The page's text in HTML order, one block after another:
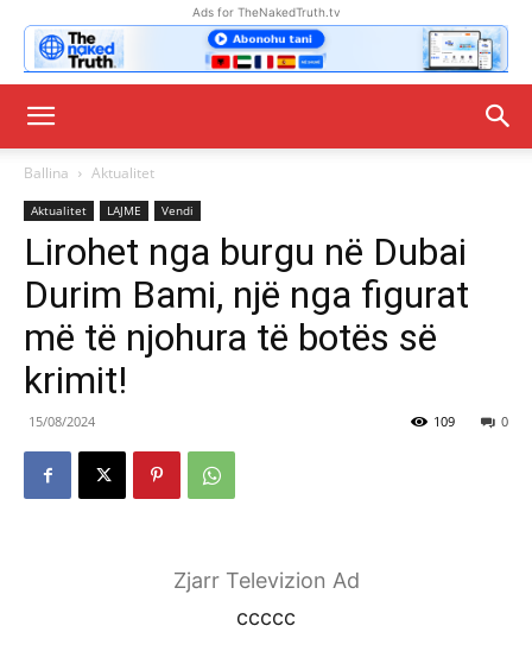
Ads for TheNakedTruth.tv
Ballina Aktualitet
Aktualitet LAJME Vendi
Lirohet nga burgu në Dubai
Durim Bami, një nga figurat
më të njohura të botës së
krimit!
15/08/2024 0
109
Zjarr Televizion Ad
ccccc